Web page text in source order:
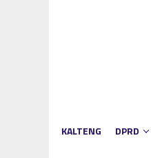
KALTENG DPRD